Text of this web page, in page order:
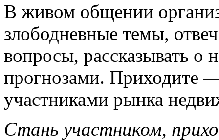
В живом общении
злободневные темы,
вопросы, рассказывать о
прогнозами. Приходите
участниками рынка
Стань участником,